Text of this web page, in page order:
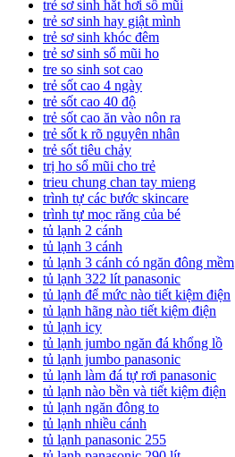
trẻ sơ sinh hắt hơi sổ mũi
trẻ sơ sinh hay giật mình
trẻ sơ sinh khóc đêm
trẻ sơ sinh sổ mũi ho
tre so sinh sot cao
trẻ sốt cao 4 ngày
trẻ sốt cao 40 độ
trẻ sốt cao ăn vào nôn ra
trẻ sốt k rõ nguyên nhân
trẻ sốt tiêu chảy
trị ho sổ mũi cho trẻ
trieu chung chan tay mieng
trình tự các bước skincare
trình tự mọc răng của bé
tủ lạnh 2 cánh
tủ lạnh 3 cánh
tủ lạnh 3 cánh có ngăn đông mềm
tủ lạnh 322 lít panasonic
tủ lạnh để mức nào tiết kiệm điện
tủ lạnh hãng nào tiết kiệm điện
tủ lạnh icy
tủ lạnh jumbo ngăn đá khổng lồ
tủ lạnh jumbo panasonic
tủ lạnh làm đá tự rơi panasonic
tủ lạnh nào bền và tiết kiệm điện
tủ lạnh ngăn đông to
tủ lạnh nhiều cánh
tủ lạnh panasonic 255